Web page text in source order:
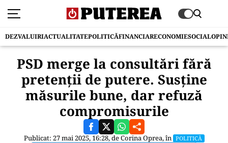
DEZVALUIRIACTUALITATEPOLITICĂFINANCIARECONOMIESOCIAL
PSD merge la consultări fără
pretenții de putere. Susține
măsurile bune, dar refuză
compromisurile
Publicat: 27 mai 2025, 16:28, deCorina Oprea, în POLITICĂ